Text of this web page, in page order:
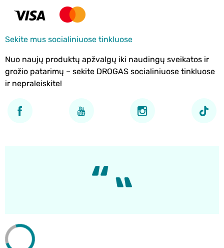
Sekite mus socialiniuose tinkluose
Nuo naujų produktų apžvalgų iki naudingų sveikatos ir
grožio patarimų – sekite DROGAS socialiniuose tinkluose
ir nepraleiskite!